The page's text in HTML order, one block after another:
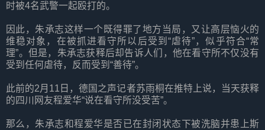
时被4名武警一起殴打的。
因此，朱承志这样一个既得罪了地方当局，又让高层恼火的
维稳对象，在被抓进看守所以后受到“虐待”，似乎符合“常
理”。但是，朱承志获释后却告诉人们，他在看守所不仅没有
受到任何虐待，反而受到“善待”。
此前的2月11日，德国之声记者苏雨桐在推特上说，当天获释
的四川网友程爱华“说在看守所没受苦”。
那么，朱承志和程爱华是否已在封闭状态下被洗脑并患上斯